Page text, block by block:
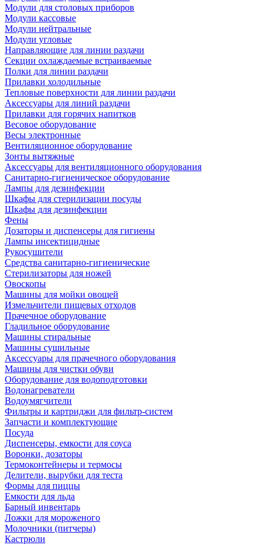
Модули для столовых приборов
Модули кассовые
Модули нейтральные
Модули угловые
Направляющие для линии раздачи
Секции охлаждаемые встраиваемые
Полки для линии раздачи
Прилавки холодильные
Тепловые поверхности для линии раздачи
Аксессуары для линий раздачи
Прилавки для горячих напитков
Весовое оборудование
Весы электронные
Вентиляционное оборудование
Зонты вытяжные
Аксессуары для вентиляционного оборудования
Санитарно-гигиеническое оборудование
Лампы для дезинфекции
Шкафы для стерилизации посуды
Шкафы для дезинфекции
Фены
Дозаторы и диспенсеры для гигиены
Лампы инсектицидные
Рукосушители
Средства санитарно-гигиенические
Стерилизаторы для ножей
Овоскопы
Машины для мойки овощей
Измельчители пищевых отходов
Прачечное оборудование
Гладильное оборудование
Машины стиральные
Машины сушильные
Аксессуары для прачечного оборудования
Машины для чистки обуви
Оборудование для водоподготовки
Водонагреватели
Водоумягчители
Фильтры и картриджи для фильтр-систем
Запчасти и комплектующие
Посуда
Диспенсеры, емкости для соуса
Воронки, дозаторы
Термоконтейнеры и термосы
Делители, вырубки для теста
Формы для пиццы
Емкости для льда
Барный инвентарь
Ложки для мороженого
Молочники (питчеры)
Кастрюли